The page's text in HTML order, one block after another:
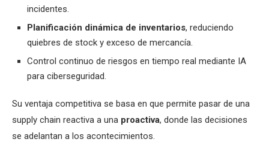
incidentes.
Planificación dinámica de inventarios, reduciendo
quiebres de stock y exceso de mercancía.
Control continuo de riesgos en tiempo real mediante IA
para ciberseguridad.
Su ventaja competitiva se basa en que permite pasar de una
supply chain reactiva a una proactiva, donde las decisiones
se adelantan a los acontecimientos.